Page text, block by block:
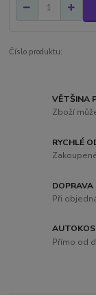
Číslo produktu:
VĚTŠINA
Zboží
RYCHLÉ
Při
Přímo od